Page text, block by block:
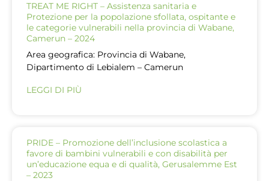
TREAT ME RIGHT – Assistenza sanitaria e
Protezione per la popolazione sfollata, ospitante e
le categorie vulnerabili nella provincia di Wabane,
Camerun – 2024
Area geografica: Provincia di Wabane,
Dipartimento di Lebialem – Camerun
LEGGI DI PIÙ
PRIDE – Promozione dell’inclusione scolastica a
favore di bambini vulnerabili e con disabilità per
un’educazione equa e di qualità, Gerusalemme Est
– 2023